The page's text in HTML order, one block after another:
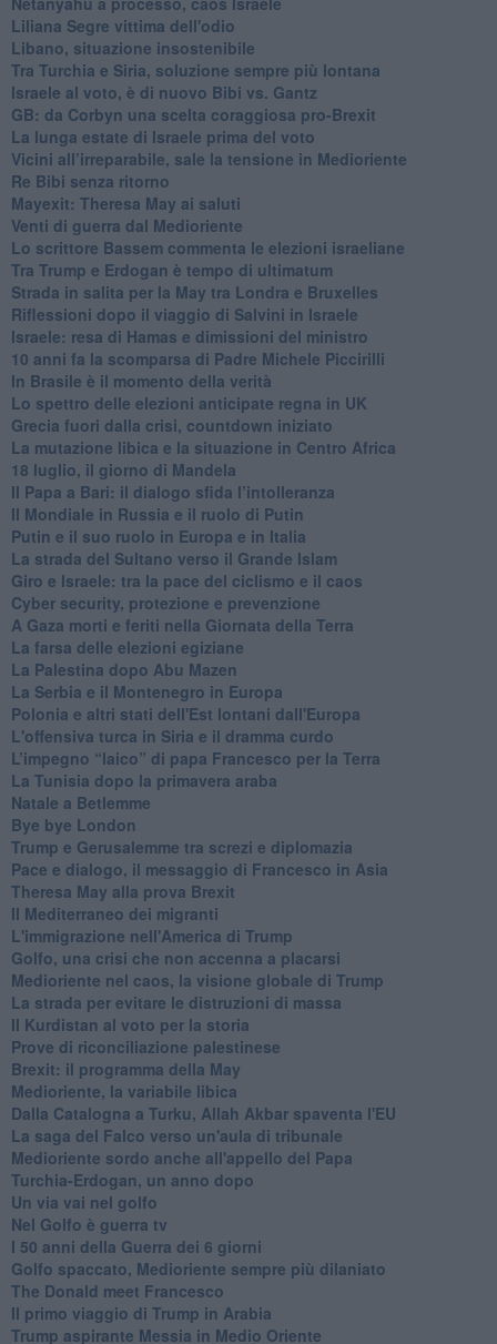
Liliana Segre vittima dell'odio
Libano, situazione insostenibile
Tra Turchia e Siria, soluzione sempre più lontana
Israele al voto, è di nuovo Bibi vs. Gantz
GB: da Corbyn una scelta coraggiosa pro-Brexit
La lunga estate di Israele prima del voto
Vicini all’irreparabile, sale la tensione in Medioriente
Re Bibi senza ritorno
Mayexit: Theresa May ai saluti
Venti di guerra dal Medioriente
Lo scrittore Bassem commenta le elezioni israeliane
Tra Trump e Erdogan è tempo di ultimatum
Strada in salita per la May tra Londra e Bruxelles
Riflessioni dopo il viaggio di Salvini in Israele
Israele: resa di Hamas e dimissioni del ministro
10 anni fa la scomparsa di Padre Michele Piccirilli
In Brasile è il momento della verità
Lo spettro delle elezioni anticipate regna in UK
Grecia fuori dalla crisi, countdown iniziato
La mutazione libica e la situazione in Centro Africa
18 luglio, il giorno di Mandela
Il Papa a Bari: il dialogo sfida l’intolleranza
Il Mondiale in Russia e il ruolo di Putin
Putin e il suo ruolo in Europa e in Italia
La strada del Sultano verso il Grande Islam
Giro e Israele: tra la pace del ciclismo e il caos
Cyber security, protezione e prevenzione
A Gaza morti e feriti nella Giornata della Terra
La farsa delle elezioni egiziane
La Palestina dopo Abu Mazen
La Serbia e il Montenegro in Europa
Polonia e altri stati dell'Est lontani dall'Europa
L'offensiva turca in Siria e il dramma curdo
L’impegno “laico” di papa Francesco per la Terra
La Tunisia dopo la primavera araba
Natale a Betlemme
Bye bye London
Trump e Gerusalemme tra screzi e diplomazia
Pace e dialogo, il messaggio di Francesco in Asia
Theresa May alla prova Brexit
Il Mediterraneo dei migranti
L'immigrazione nell'America di Trump
Golfo, una crisi che non accenna a placarsi
Medioriente nel caos, la visione globale di Trump
La strada per evitare le distruzioni di massa
Il Kurdistan al voto per la storia
Prove di riconciliazione palestinese
Brexit: il programma della May
Medioriente, la variabile libica
Dalla Catalogna a Turku, Allah Akbar spaventa l'EU
La saga del Falco verso un'aula di tribunale
Medioriente sordo anche all'appello del Papa
Turchia-Erdogan, un anno dopo
Un via vai nel golfo
Nel Golfo è guerra tv
I 50 anni della Guerra dei 6 giorni
Golfo spaccato, Medioriente sempre più dilaniato
The Donald meet Francesco
Il primo viaggio di Trump in Arabia
Trump aspirante Messia in Medio Oriente